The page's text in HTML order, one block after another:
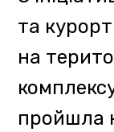
Очільниця
курортів